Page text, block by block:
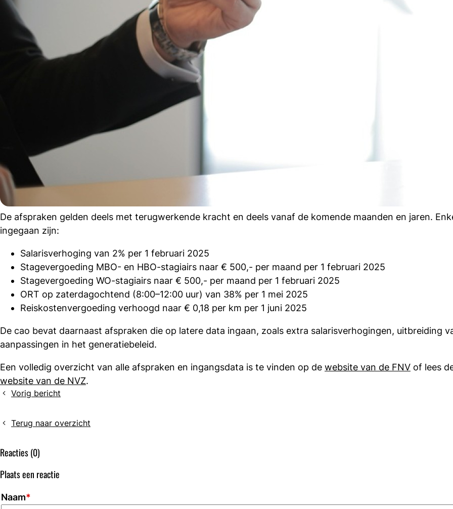
De afspraken gelden deels met terugwerkende kracht en deels vanaf de komende maanden en jaren.
ingegaan zijn:
Salarisverhoging van 2% per 1 februari 2025
Stagevergoeding MBO- en HBO-stagiairs naar € 500,- per maand per 1 februari 2025
Stagevergoeding WO-stagiairs naar € 500,- per maand per 1 februari 2025
ORT op zaterdagochtend (8:00–12:00 uur) van 38% per 1 mei 2025
Reiskostenvergoeding verhoogd naar € 0,18 per km per 1 juni 2025
De cao bevat daarnaast afspraken die op latere data ingaan, zoals extra salarisverhogingen, uitbreiding
aanpassingen in het generatiebeleid.
Een volledig overzicht van alle afspraken en ingangsdata is te vinden op de website van de FNV of lees
website van de NVZ.
Vorig bericht
Zet
het
op
de
kaart?
Word
NVML-
Terug naar overzicht
Reacties (0)
Plaats een reactie
Naam*